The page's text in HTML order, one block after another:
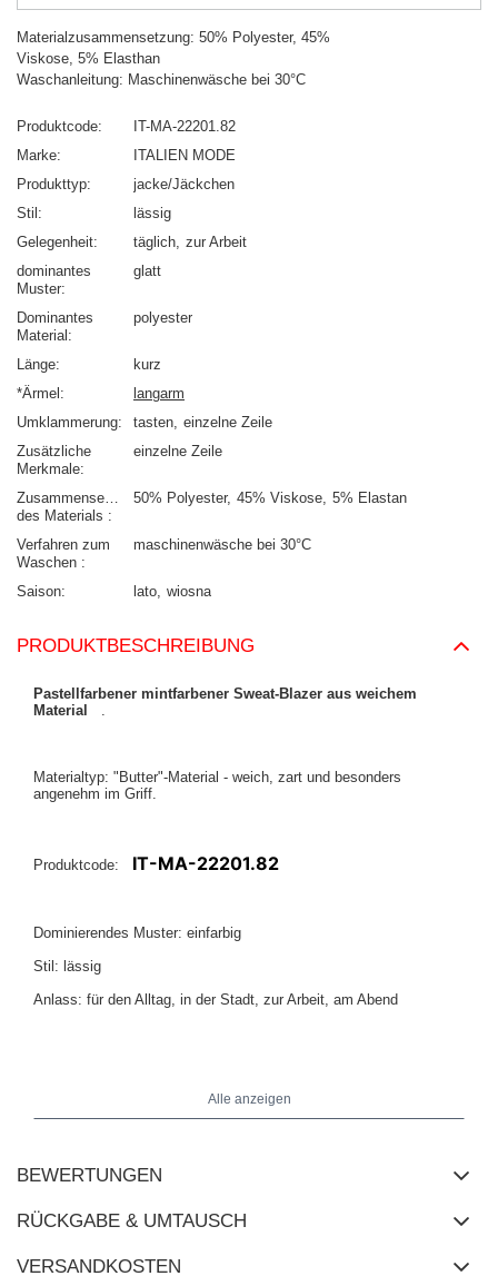
Materialzusammensetzung: 50% Polyester, 45%
Viskose, 5% Elasthan
Waschanleitung: Maschinenwäsche bei 30°C
Produktcode
IT-MA-22201.82
Marke
ITALIEN MODE
Produkttyp
jacke/Jäckchen
Stil
lässig
Gelegenheit
täglich zur Arbeit
dominantes
Muster
glatt
Dominantes
Material
polyester
Länge
kurz
*Ärmel
langarm
Umklammerung
tasten einzelne Zeile
Zusätzliche
Merkmale
einzelne Zeile
Zusammensetzung
des Materials
50% Polyester 45% Viskose 5% Elastan
Verfahren zum
Waschen
maschinenwäsche bei 30°C
Saison lato wiosna
PRODUKTBESCHREIBUNG
Pastellfarbener mintfarbener Sweat-Blazer aus weichem
Material
Materialtyp: "Butter"-Material - weich, zart und besonders
angenehm im Griff.
Produktcode: IT-MA-22201.82
Dominierendes Muster: einfarbig
Stil: lässig
Anlass: für den Alltag, in der Stadt, zur Arbeit, am Abend
Alle anzeigen
BEWERTUNGEN
RÜCKGABE & UMTAUSCH
VERSANDKOSTEN